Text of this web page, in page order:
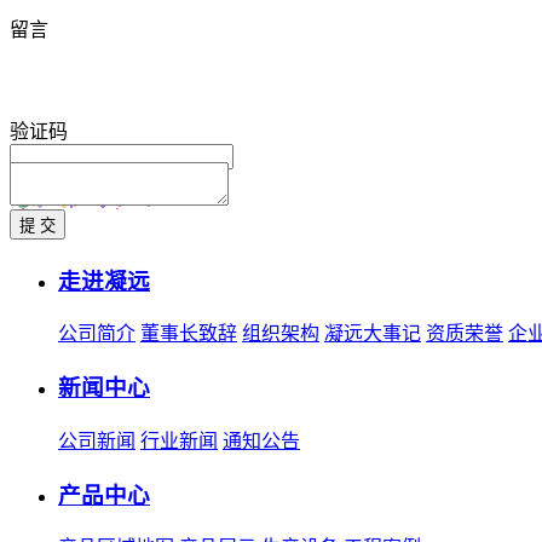
留言
验证码
走进凝远
公司简介 董事长致辞 组织架构 凝远大事记 资质荣誉 企
新闻中心
公司新闻 行业新闻 通知公告
产品中心